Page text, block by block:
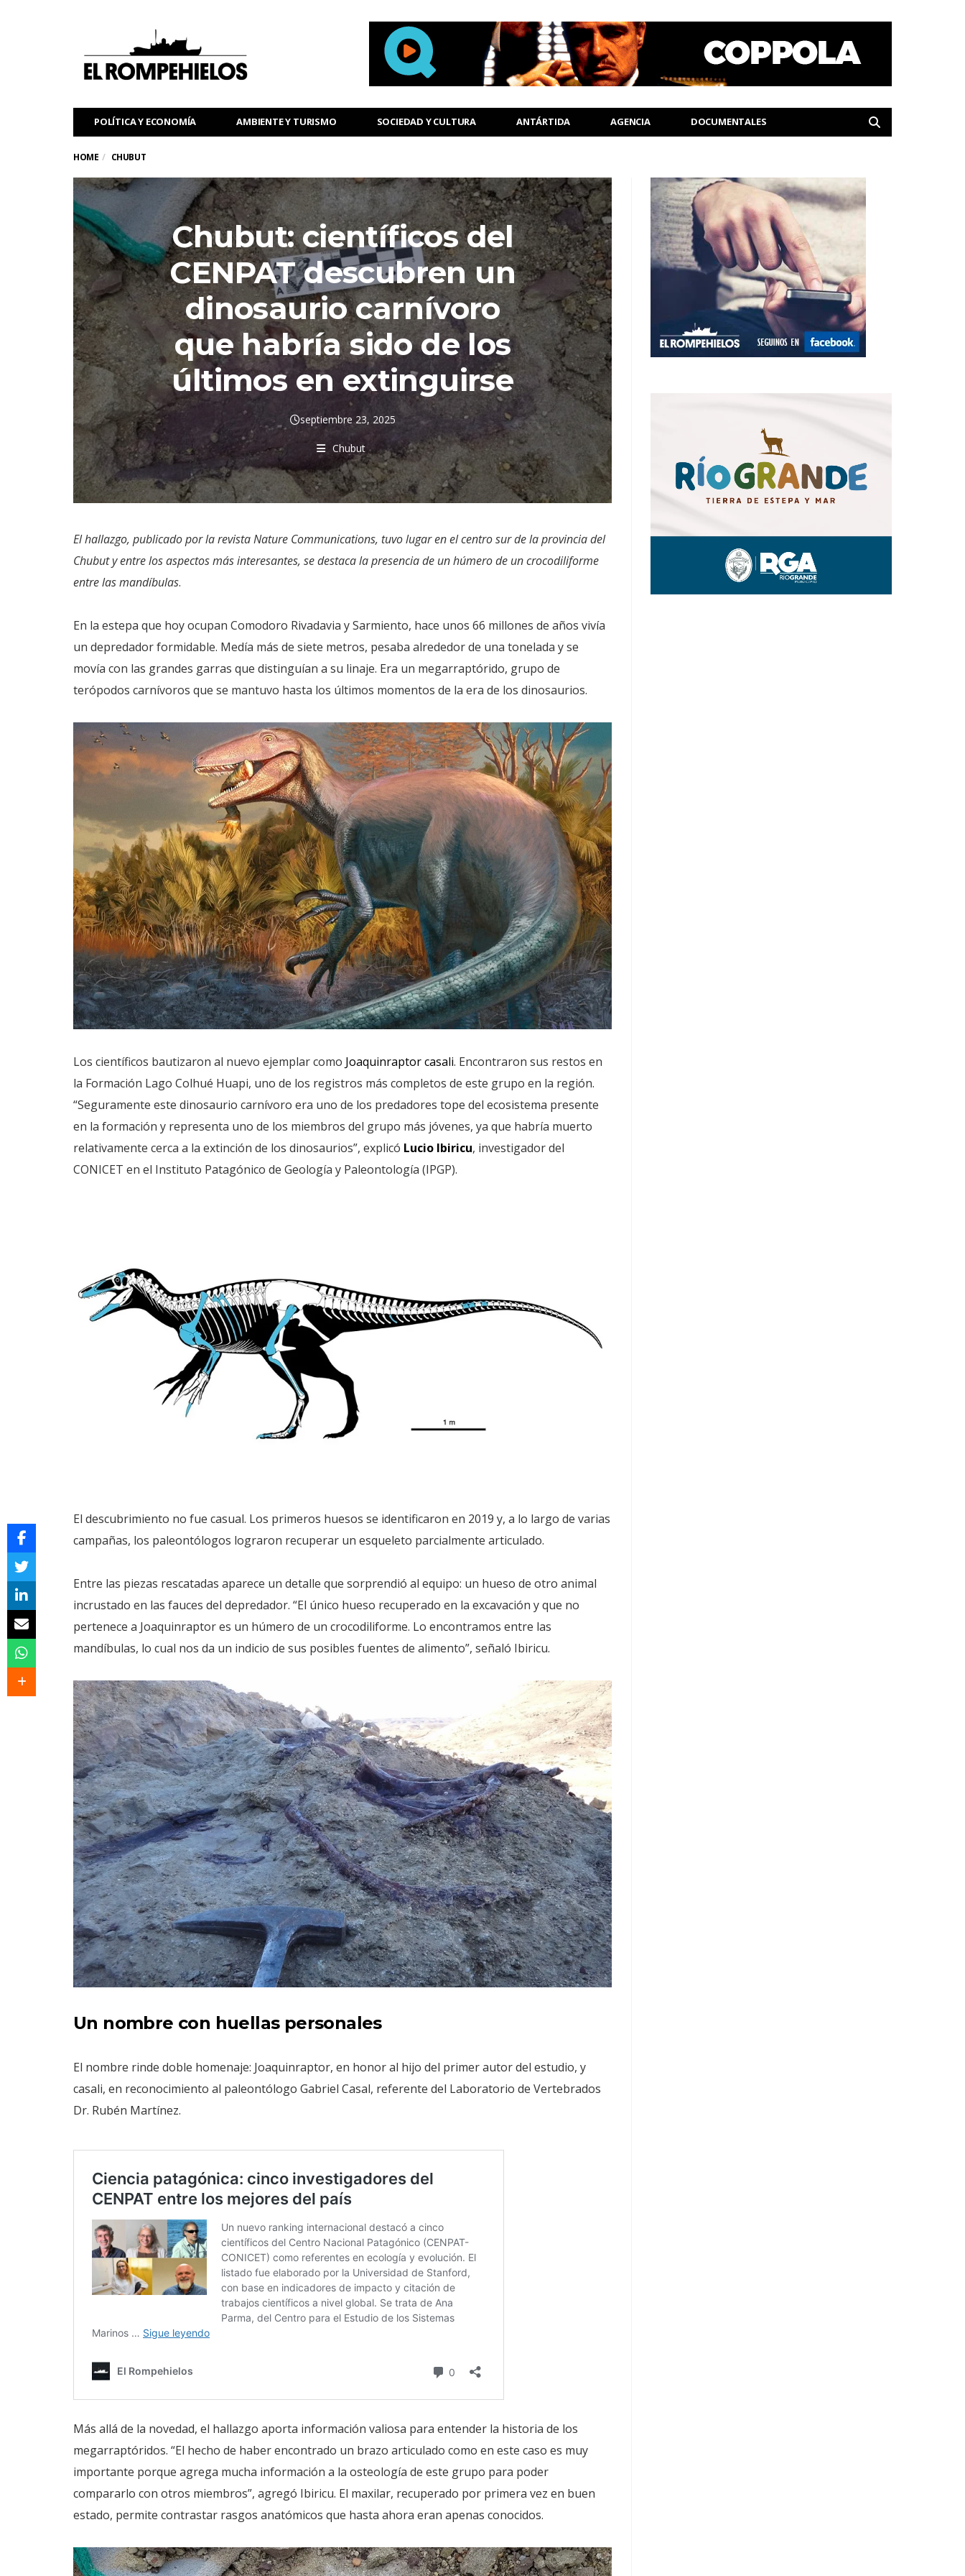
POLÍTICA Y ECONOMÍA AMBIENTE Y TURISMO SOCIEDAD Y CULTURA ANTÁRTIDA AGENCIA DOCUMENTALES
HOME CHUBUT
Chubut: científicos del
CENPAT descubren un
dinosaurio carnívoro
que habría sido de los
últimos en extinguirse
septiembre 23, 2025
Chubut
El hallazgo, publicado por la revista Nature Communications, tuvo lugar en el centro sur de la provincia del
Chubut y entre los aspectos más interesantes, se destaca la presencia de un húmero de un crocodiliforme
entre las mandíbulas.
En la estepa que hoy ocupan Comodoro Rivadavia y Sarmiento, hace unos 66 millones de años vivía
un depredador formidable. Medía más de siete metros, pesaba alrededor de una tonelada y se
movía con las grandes garras que distinguían a su linaje. Era un megarraptórido, grupo de
terópodos carnívoros que se mantuvo hasta los últimos momentos de la era de los dinosaurios.
Los científicos bautizaron al nuevo ejemplar como Joaquinraptor casali. Encontraron sus restos en
la Formación Lago Colhué Huapi, uno de los registros más completos de este grupo en la región.
“Seguramente este dinosaurio carnívoro era uno de los predadores tope del ecosistema presente
en la formación y representa uno de los miembros del grupo más jóvenes, ya que habría muerto
relativamente cerca a la extinción de los dinosaurios”, explicó Lucio Ibiricu, investigador del
CONICET en el Instituto Patagónico de Geología y Paleontología (IPGP).
El descubrimiento no fue casual. Los primeros huesos se identificaron en 2019 y, a lo largo de varias
campañas, los paleontólogos lograron recuperar un esqueleto parcialmente articulado.
Entre las piezas rescatadas aparece un detalle que sorprendió al equipo: un hueso de otro animal
incrustado en las fauces del depredador. “El único hueso recuperado en la excavación y que no
pertenece a Joaquinraptor es un húmero de un crocodiliforme. Lo encontramos entre las
mandíbulas, lo cual nos da un indicio de sus posibles fuentes de alimento”, señaló Ibiricu.
Un nombre con huellas personales
El nombre rinde doble homenaje: Joaquinraptor, en honor al hijo del primer autor del estudio, y
casali, en reconocimiento al paleontólogo Gabriel Casal, referente del Laboratorio de Vertebrados
Dr. Rubén Martínez.
Más allá de la novedad, el hallazgo aporta información valiosa para entender la historia de los
megarraptóridos. “El hecho de haber encontrado un brazo articulado como en este caso es muy
importante porque agrega mucha información a la osteología de este grupo para poder
compararlo con otros miembros”, agregó Ibiricu. El maxilar, recuperado por primera vez en buen
estado, permite contrastar rasgos anatómicos que hasta ahora eran apenas conocidos.